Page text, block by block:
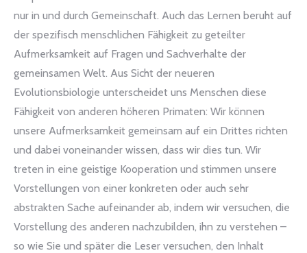
nur in und durch Gemeinschaft. Auch das Lernen beruht auf
der spezifisch menschlichen Fähigkeit zu geteilter
Aufmerksamkeit auf Fragen und Sachverhalte der
gemeinsamen Welt. Aus Sicht der neueren
Evolutionsbiologie unterscheidet uns Menschen diese
Fähigkeit von anderen höheren Primaten: Wir können
unsere Aufmerksamkeit gemeinsam auf ein Drittes richten
und dabei voneinander wissen, dass wir dies tun. Wir
treten in eine geistige Kooperation und stimmen unsere
Vorstellungen von einer konkreten oder auch sehr
abstrakten Sache aufeinander ab, indem wir versuchen, die
Vorstellung des anderen nachzubilden, ihn zu verstehen –
so wie Sie und später die Leser versuchen, den Inhalt